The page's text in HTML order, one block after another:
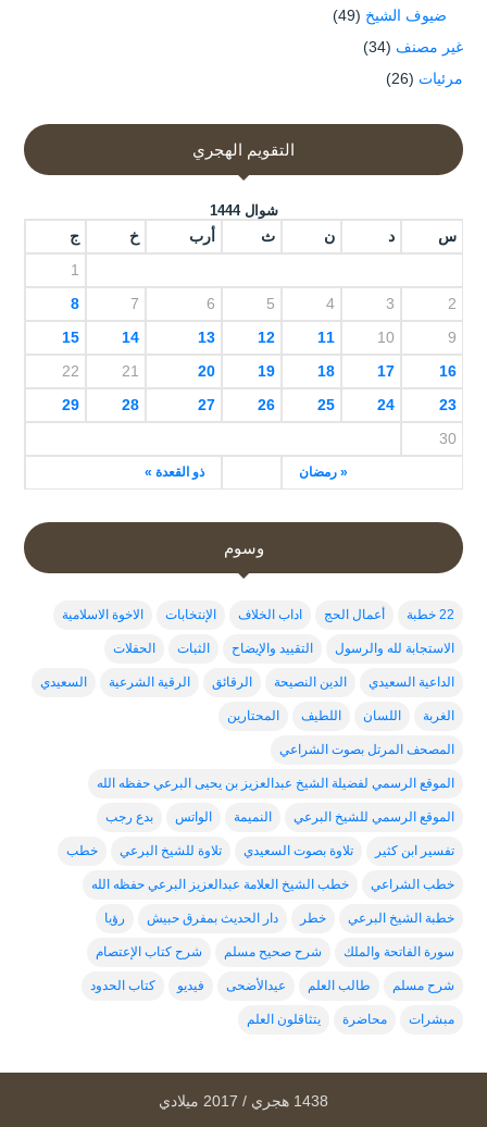
ضيوف الشيخ (49)
غير مصنف (34)
مرئيات (26)
التقويم الهجري
شوال 1444
س د ن ث أرب خ ج
« رمضان ذو القعدة »
1
2
3
4
5
6
7
8
9
10
11
12
13
14
15
16
17
18
19
20
21
22
23
24
25
26
27
28
29
30
وسوم
22 خطبة أعمال الحج اداب الخلاف الإنتخابات الاخوة الاسلامية
الاستجابة لله والرسول التقييد والإيضاح الثبات الحفلات
الداعية السعيدي الدين النصيحة الرقائق الرقية الشرعية السعيدي
الغربة اللسان اللطيف المحتارين
المصحف المرتل بصوت الشراعي
الموقع الرسمي لفضيلة الشيخ عبدالعزيز بن يحيى البرعي حفظه الله
الموقع الرسمي للشيخ البرعي النميمة الواتس بدع رجب
تفسير ابن كثير تلاوة بصوت السعيدي تلاوة للشيخ البرعي خطب
خطب الشراعي خطب الشيخ العلامة عبدالعزيز البرعي حفظه الله
خطبة الشيخ البرعي خطر دار الحديث بمفرق حبيش رؤيا
سورة الفاتحة والملك شرح صحيح مسلم شرح كتاب الإعتصام
شرح مسلم طالب العلم عيدالأضحى فيديو كتاب الحدود
مبشرات محاضرة يتثاقلون العلم
1438 هجري / 2017 ميلادي